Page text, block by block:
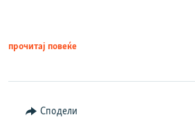
прочитај повеќе
Сподели